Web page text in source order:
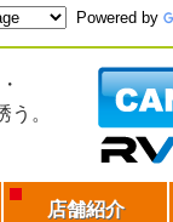
。
Powered by
店舗紹介